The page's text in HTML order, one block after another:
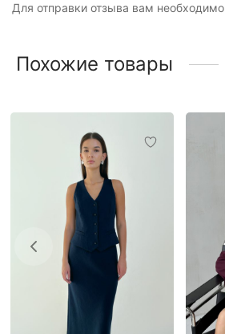
Для отправки отзыва вам необходимо
Похожие товары